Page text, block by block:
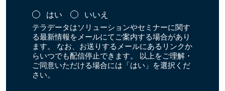
はい いいえ
テラデータはソリューションやセミナーに関す
る最新情報をメールにてご案内する場合があり
ます。 なお、お送りするメールにあるリンクか
らいつでも配信停止できます。 以上をご理解・
ご同意いただける場合には「はい」を選択くだ
さい。